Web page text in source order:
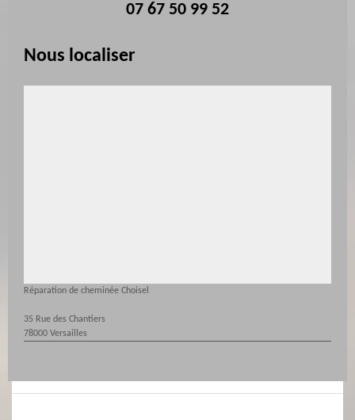
07 67 50 99 52
Nous localiser
Réparation de cheminée Choisel
35 Rue des Chantiers
78000 Versailles